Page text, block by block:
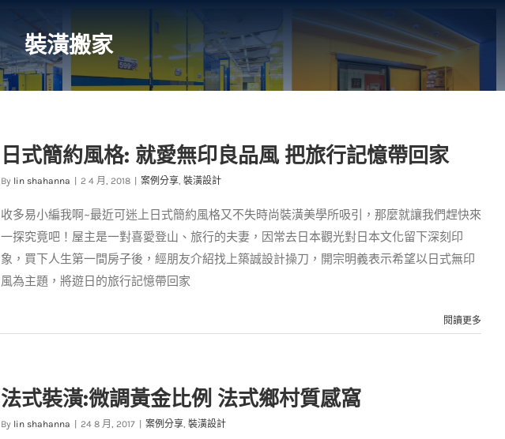
裝潢搬家
日式簡約風格: 就愛無印良品風 把旅行記憶帶回家
By lin shahanna 2 4 月, 2018 案例分享, 裝潢設計
收多易小編我啊~最近可迷上日式簡約風格又不失時尚裝潢美學所吸引，那麼就讓我們趕快來
一探究竟吧！屋主是一對喜愛登山、旅行的夫妻，因常去日本觀光對日本文化留下深刻印
象，買下人生第一間房子後，經朋友介紹找上築誠設計操刀，開宗明義表示希望以日式無印
風為主題，將遊日的旅行記憶帶回家
閱讀更多
法式裝潢:微調黃金比例 法式鄉村質感窩
By lin shahanna 24 8 月, 2017 案例分享, 裝潢設計